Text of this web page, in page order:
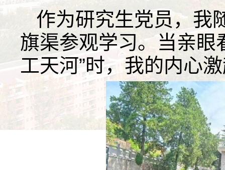
作为研究生党员，我
旗渠参观学习。当亲眼
工天河”时，我的内心